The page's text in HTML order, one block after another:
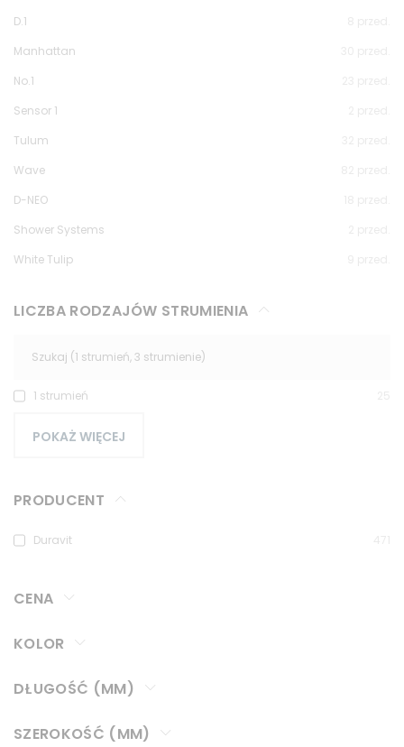
D.1
Manhattan
No.1
Sensor 1
Tulum
Wave
D-NEO
Shower Systems
White Tulip
LICZBA RODZAJÓW STRUMIENIA
1 strumień
POKAŻ WIĘCEJ
PRODUCENT
Duravit
CENA
KOLOR
DŁUGOŚĆ (MM)
SZEROKOŚĆ (MM)